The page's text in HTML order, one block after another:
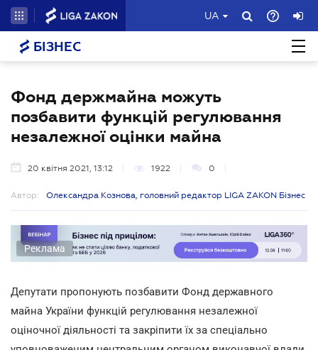
UA
БІЗНЕС
Фонд держмайна можуть
позбавити функцій регулювання
незалежної оцінки майна
20 квітня 2021, 13:12 1922 0
Автор: Олександра Кознова, головний редактор LIGA ZAKON Бізнес
Реклама
Депутати пропонують позбавити Фонд державного
майна України функцій регулювання незалежної
оціночної діяльності та закріпити їх за спеціально